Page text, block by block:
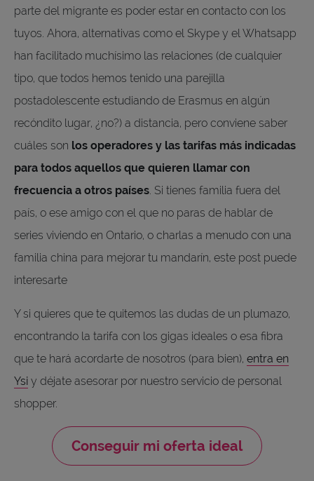
parte del migrante es poder estar en contacto con los
tuyos. Ahora, alternativas como el Skype y el Whatsapp
han facilitado muchísimo las relaciones (de cualquier
tipo, que todos hemos tenido una parejilla
postadolescente estudiando de Erasmus en algún
recóndito lugar, ¿no?) a distancia, pero conviene saber
cuáles son los operadores y las tarifas más indicadas
para todos aquellos que quieren llamar con
frecuencia a otros países. Si tienes familia fuera del
país, o ese amigo con el que no paras de hablar de
series viviendo en Ontario, o charlas a menudo con una
familia china para mejorar tu mandarín, este post puede
interesarte
Y si quieres que te quitemos las dudas de un plumazo,
encontrando la tarifa con los gigas ideales o esa fibra
que te hará acordarte de nosotros (para bien), entra en
Ysi y déjate asesorar por nuestro servicio de personal
shopper.
Conseguir mi oferta ideal